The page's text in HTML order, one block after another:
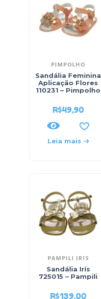
PIMPOLHO
Sandália Feminina
Aplicação Flores
110231 – Pimpolho
R$49,90
Leia mais
PAMPILI IRIS
Sandália Irís
725015 – Pampili
R$139,00